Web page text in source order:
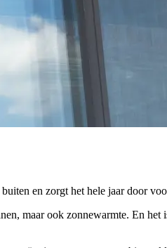
en zorgt het hele jaar door
maar ook zonnewarmte. En het